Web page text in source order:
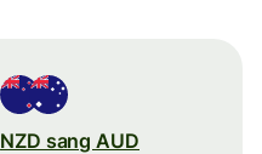
NZD sang AUD